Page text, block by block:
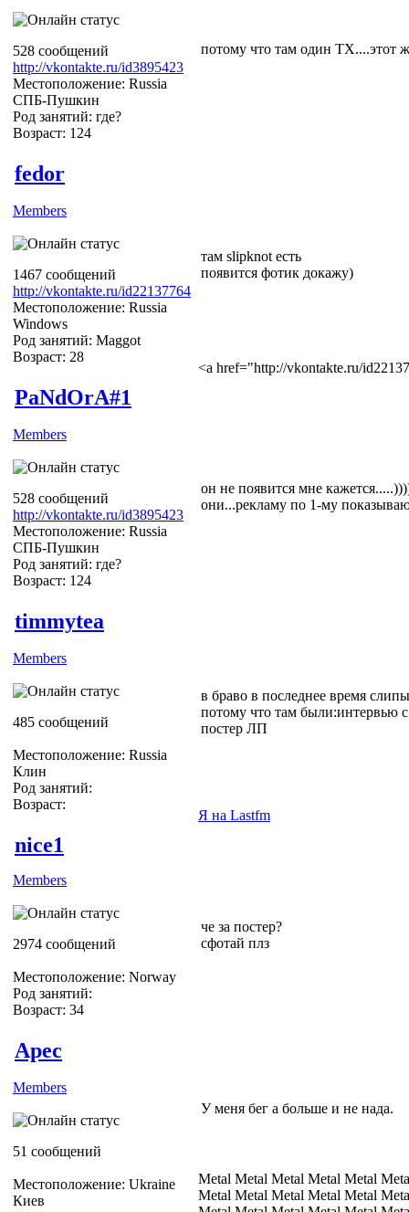
528 сообщений
http://vkontakte.ru/id3895423
Местоположение: Russia
СПБ-Пушкин
Род занятий: где?
Возраст: 124
потому что там один ТХ....этот
fedor
Members
1467 сообщений
http://vkontakte.ru/id22137764
Местоположение: Russia
Windows
Род занятий: Maggot
Возраст: 28
там slipknot есть
появится фотик докажу)
<a href="http://vkontakte.ru/
PaNdOrA#1
Members
528 сообщений
http://vkontakte.ru/id3895423
Местоположение: Russia
СПБ-Пушкин
Род занятий: где?
Возраст: 124
он не появится мне
они...рекламу по 1-му
timmytea
Members
485 сообщений
Местоположение: Russia
Клин
Род занятий:
Возраст:
в браво в последнее время
потому что там были:интервью
постер ЛП
Я на Lastfm
nice1
Members
2974 сообщений
Местоположение: Norway
Род занятий:
Возраст: 34
че за постер?
сфотай плз
Apec
Members
51 сообщений
Местоположение: Ukraine
Киев
У меня бег а больше и не нада.
Metal Metal Metal Metal Metal
Metal Metal Metal Metal Metal